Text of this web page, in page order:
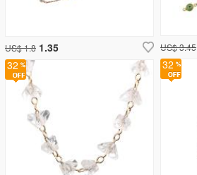
US$ 3.45
US$ 1.8 1.35
32
32